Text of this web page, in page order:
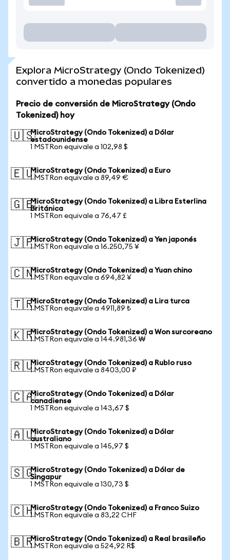
Explora MicroStrategy (Ondo Tokenized)
convertido a monedas populares
Precio de conversión de MicroStrategy (Ondo
Tokenized) hoy
🇺🇸MicroStrategy (Ondo Tokenized) a Dólar
estadounidense
1 MSTRon equivale a 102,98 $
🇪🇺MicroStrategy (Ondo Tokenized) a Euro
1 MSTRon equivale a 89,49 €
🇬🇧MicroStrategy (Ondo Tokenized) a Libra Esterlina
Británica
1 MSTRon equivale a 76,47 £
🇯🇵MicroStrategy (Ondo Tokenized) a Yen japonés
1 MSTRon equivale a 16.250,75 ¥
🇨🇳MicroStrategy (Ondo Tokenized) a Yuan chino
1 MSTRon equivale a 694,82 ¥
🇹🇷MicroStrategy (Ondo Tokenized) a Lira turca
1 MSTRon equivale a 4911,89 ₺
🇰🇷MicroStrategy (Ondo Tokenized) a Won surcoreano
1 MSTRon equivale a 144.981,36 ₩
🇷🇺MicroStrategy (Ondo Tokenized) a Rublo ruso
1 MSTRon equivale a 8403,00 ₽
🇨🇦MicroStrategy (Ondo Tokenized) a Dólar
canadiense
1 MSTRon equivale a 143,67 $
🇦🇺MicroStrategy (Ondo Tokenized) a Dólar
australiano
1 MSTRon equivale a 145,97 $
🇸🇬MicroStrategy (Ondo Tokenized) a Dólar de
Singapur
1 MSTRon equivale a 130,73 $
🇨🇭MicroStrategy (Ondo Tokenized) a Franco Suizo
1 MSTRon equivale a 83,22 CHF
🇧🇷MicroStrategy (Ondo Tokenized) a Real brasileño
1 MSTRon equivale a 524,92 R$